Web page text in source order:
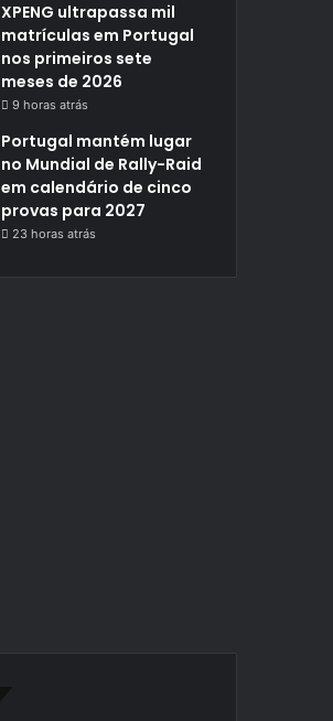
XPENG ultrapassa mil
matrículas em Portugal
nos primeiros sete
meses de 2026
9 horas atrás
Portugal mantém lugar
no Mundial de Rally-Raid
em calendário de cinco
provas para 2027
23 horas atrás